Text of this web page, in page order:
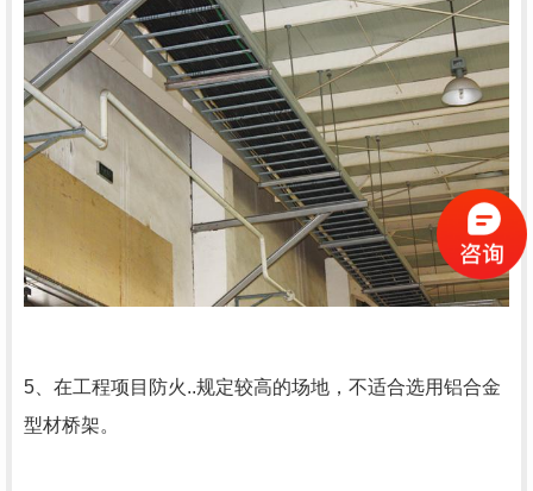
5、在工程项目防火..规定较高的场地，不适合选用铝合金
型材桥架。